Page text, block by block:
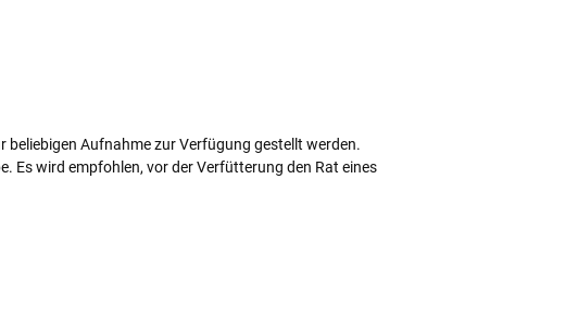
beliebigen Aufnahme zur Verfügung gestellt werden.
Es wird empfohlen, vor der Verfütterung den Rat eines